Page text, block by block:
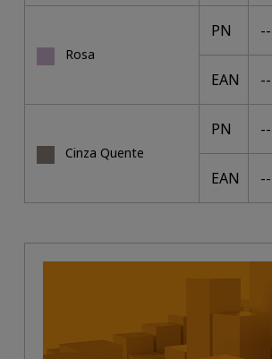
Rosa
PN --
EAN --
Cinza Quente
PN --
EAN --